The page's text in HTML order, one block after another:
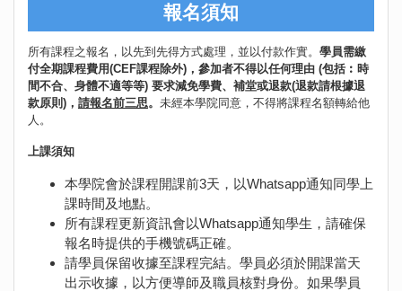
報名須知
所有課程之報名，以先到先得方式處理，並以付款作實。 學員需繳
付全期課程費用(CEF課程除外)，參加者不得以任何理由 (包括︰時
間不合、身體不適等等) 要求減免學費、補堂或退款(退款請根據退
款原則)， 請報名前三思。 未經本學院同意，不得將課程名額轉給他
人。
上課須知
本學院會於課程開課前3天，以Whatsapp通知同學上
課時間及地點。
所有課程更新資訊會以Whatsapp通知學生，請確保
報名時提供的手機號碼正確。
請學員保留收據至課程完結。學員必須於開課當天
出示收據，以方便導師及職員核對身份。如果學員